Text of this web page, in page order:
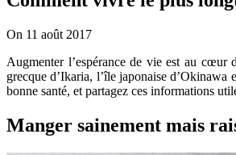
On 11 août 2017
Augmenter l’espérance de vie est au cœur
grecque d’Ikaria, l’île japonaise
bonne santé, et partagez ces informations
Manger sainement mais